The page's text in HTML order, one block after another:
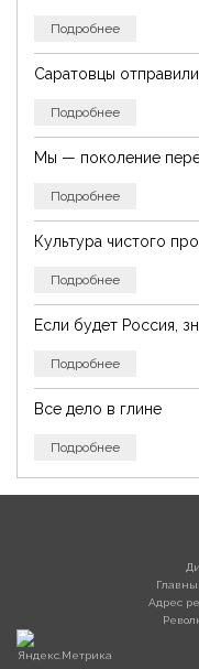
Подробнее
Саратовцы
Подробнее
Мы — поколение
Подробнее
Культура чистого
Подробнее
Если будет Россия,
Подробнее
Все дело в глине
Подробнее
Адрес